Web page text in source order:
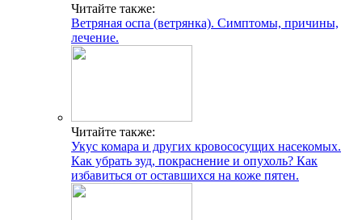
Читайте также:
Ветряная оспа (ветрянка). Симптомы, причины,
лечение.
Читайте также:
Укус комара и других кровососущих насекомых.
Как убрать зуд, покраснение и опухоль? Как
избавиться от оставшихся на коже пятен.